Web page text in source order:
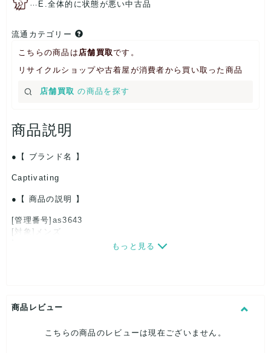
… E.全体的に状態が悪い中古品
流通カテゴリー
こちらの商品は 店舗買取です。
リサイクルショップや古着屋が消費者から買い取った商品
店舗買取 の商品を探す
商品説明
【 ブランド名 】
Captivating
【 商品の説明 】
[管理番号]as3643
[対象]メンズ
[状態・コンディション]
新品、未使用
こちらは未使用のお品となります。
もっと見る
商品レビュー
こちらの商品のレビューは現在ございません。